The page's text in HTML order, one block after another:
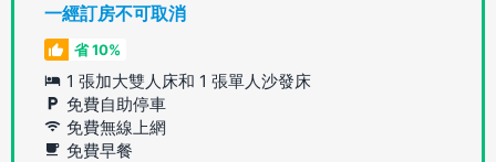
一經訂房不可取消
省 10%
1 張加大雙人床和 1 張單人沙發床
免費自助停車
免費無線上網
免費早餐